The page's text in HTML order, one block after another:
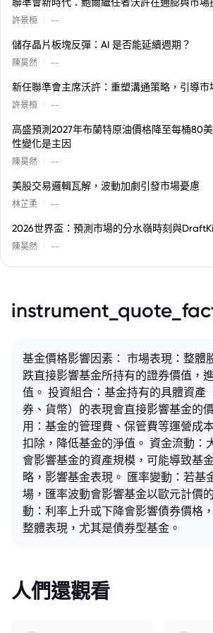
許景桓 --
儲存晶片板塊反彈：AI 是否能延續週期？
陳昊然 --
新任聯準會主席沃許：重塑溝通策略，引導市
許景桓 --
高盛預測2027年布蘭特原油價格降至每桶80
性變化是主因
陳昊然 --
美股交易邏輯瓦解，波動加劇引發市場憂慮
林芷柔 --
2026世界盃：預測市場的分水嶺時刻與
陳昊然 --
基金價格影響因素： 市場表現：整體
跌直接影響基金所持有的證券價值，
值。 投資組合：基金持有的具體資產
券、貨幣）的表現會直接影響基金的
用：基金的管理費、保管費等運營成
扣除，降低基金的淨值。 資金流動：
會影響基金的資產規模，可能導致基
略，影響基金表現。 匯率變動：若基
場，匯率波動會影響基金以歐元計價
動：利率上升或下降會影響債券價格
整體表現，尤其是債券型基金。
人們還觀看